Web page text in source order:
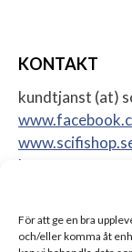
För att ge en bra
och/eller komma åt
KONTAKT
kundtjanst (at)
konto
Sweden